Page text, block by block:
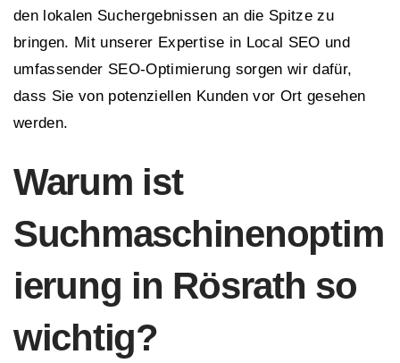
den lokalen Suchergebnissen an die Spitze zu
bringen. Mit unserer Expertise in Local SEO und
umfassender SEO-Optimierung sorgen wir dafür,
dass Sie von potenziellen Kunden vor Ort gesehen
werden.
Warum ist
Suchmaschinenoptim
ierung in Rösrath so
wichtig?